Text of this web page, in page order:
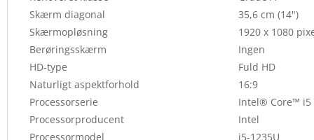
Skærm diagonal
35,6 cm (14")
Skærmopløsning
1920 x 1080
Berøringsskærm
Ingen
HD-type
Fuld HD
Naturligt aspektforhold
16:9
Processorserie
Intel® Core™ i5
Processorproducent
Intel
Processormodel
i5-1235U